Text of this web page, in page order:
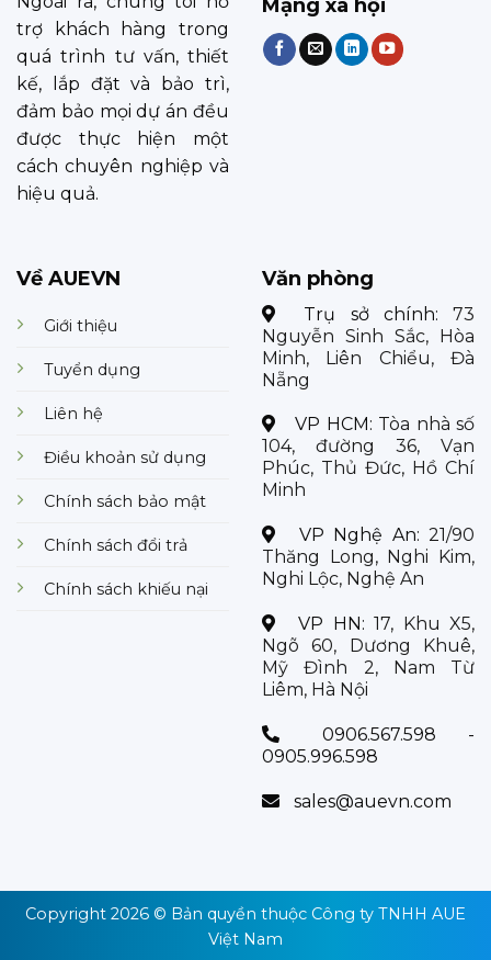
trợ khách hàng trong
quá trình tư vấn, thiết
kế, lắp đặt và bảo trì,
đảm bảo mọi dự án đều
được thực hiện một
cách chuyên nghiệp và
hiệu quả.
Mạng xã hội
Về AUEVN
Giới thiệu
Tuyển dụng
Liên hệ
Điều khoản sử dụng
Chính sách bảo mật
Chính sách đổi trả
Chính sách khiếu nại
Văn phòng
Trụ sở chính: 73
Nguyễn Sinh Sắc, Hòa
Minh, Liên Chiểu, Đà
Nẵng
VP HCM: Tòa nhà số
104, đường 36, Vạn
Phúc, Thủ Đức, Hồ Chí
Minh
VP Nghệ An: 21/90
Thăng Long, Nghi Kim,
Nghi Lộc, Nghệ An
VP HN:17, Khu X5,
Ngõ 60, Dương Khuê,
Mỹ Đình 2, Nam Từ
Liêm, Hà Nội
0906.567.598 -
0905.996.598
sales@auevn.com
Copyright 2026 © Bản quyền thuộc Công ty TNHH AUE
Việt Nam